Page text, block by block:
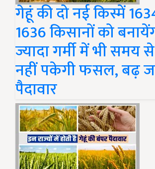
गेहूं की दो नई किस्में
1636 किसानों को
ज्यादा गर्मी में भी समय
नहीं पकेगी फसल, बढ़
पैदावार